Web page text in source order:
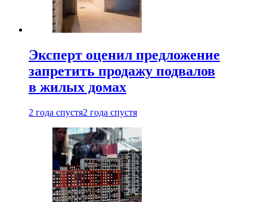
Эксперт оценил предложение
запретить продажу подвалов
в жилых домах
2 года спустя2 года спустя